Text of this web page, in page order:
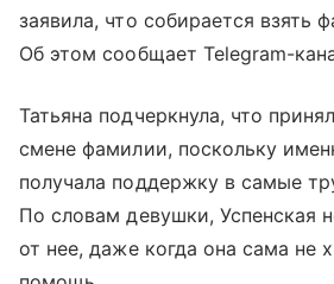
заявила, что собирается взять
Об этом сообщает Telegram-
Татьяна подчеркнула, что
смене фамилии, поскольку
получала поддержку в самые
По словам девушки, Успенская
от нее, даже когда она сама не